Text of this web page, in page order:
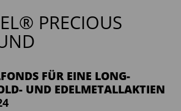
PRECIOUS
FÜR EINE LONG-
UND EDELMETALLAKTIEN